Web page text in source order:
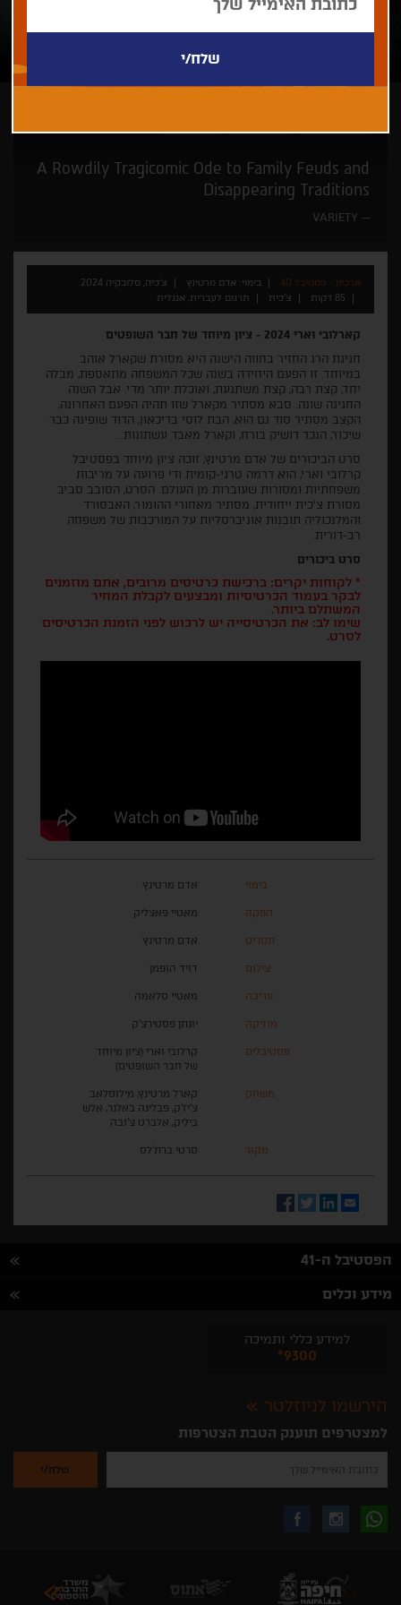
A Rowdily Tragicomic Ode to Family Feuds and
Disappearing Traditions
VARIETY
ארכיון - פסטיבל 40 בימוי: אדם מרטינץ
צ'כיה, סלובקיה 2024
85 דקות
צ'כית תרגום לעברית, אנגלית
קארלובי וארי 2024 - ציון מיוחד של חבר השופטים
חגיגת הרג החזיר בחווה הישנה היא מסורת שקארל אוהב
במיוחד. זו הפעם היחידה בשנה שכל המשפחה מתאספת, מבלה
יחד, קצת רבה, קצת משתגעת, ואוכלת יותר מדי. אבל השנה
החגיגה שונה. סבא מסתיר מקארל שזו תהיה הפעם האחרונה,
הקצב מסתיר סוד גם הוא, הבת לוסי בדיכאון, הדוד שופינה כבר
שיכור, הנכד דושיק בורח, וקארל מאבד עשתונות...
סרט הביכורים של אדם מרטינץ, זוכה ציון מיוחד בפסטיבל
קרלובי וארי, הוא דרמה טרגי-קומית ודי פרועה על מריבות
משפחתיות ומסורות שעוברות מן העולם. הסרט, הסובב סביב
מסורת צ'כית ייחודית, מסתיר מאחורי ההומור, האבסורד
והמלנכוליה תובנות אוניברסליות על המורכבות של משפחה
רב-דורית.
סרט ביכורים
* לקוחות יקרים: ברכישת כרטיסים מרובים, אתם מוזמנים
לבקר בעמוד הכרטיסיות ומבצעים לקבלת המחיר
המשתלם ביותר.
שימו לב: את הכרטיסייה יש לרכוש לפני הזמנת הכרטיסים
לסרט.
בימוי אדם מרטינץ
הפקה מאטיי פאצליק
תסריט אדם מרטינץ
צילום דויד הופמן
עריכה מאטיי סלאמה
מוזיקה יונתן פסטירצ'ק
פסטיבלים
קרלובי וארי (ציון מיוחד
של חבר השופטים)
משחק
קארל מרטינץ, מילוסלאב
צ'יז'ק, פבלינה באלנר, אלש
ביליק, אלברט צ'ובה
מקור סרטי ברת'לס
Email
LinkedIn
Twitter
Facebook
הפסטיבל ה-41
מידע וכלים
למידע כללי ותמיכה
*9300
הירשמו לניוזלטר
למצטרפים תוענק הטבת הצטרפות
להזין
שלך
לקבלת
באינסטגרם
עקבו
בפייסבוק